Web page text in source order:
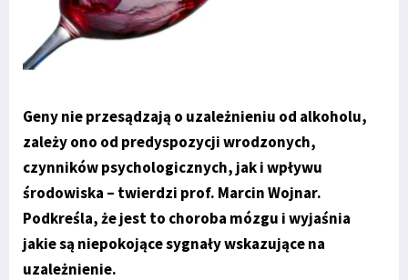
Geny nie przesądzają o uzależnieniu od alkoholu,
zależy ono od predyspozycji wrodzonych,
czynników psychologicznych, jak i wpływu
środowiska – twierdzi prof. Marcin Wojnar.
Podkreśla, że jest to choroba mózgu i wyjaśnia
jakie są niepokojące sygnały wskazujące na
uzależnienie.